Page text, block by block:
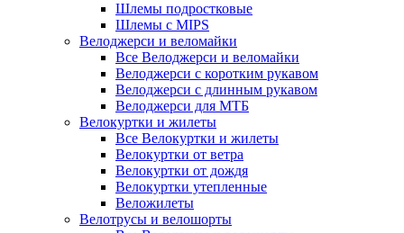
Шлемы подростковые
Шлемы с MIPS
Велоджерси и веломайки
Все Велоджерси и веломайки
Велоджерси с коротким рукавом
Велоджерси с длинным рукавом
Велоджерси для МТБ
Велокуртки и жилеты
Все Велокуртки и жилеты
Велокуртки от ветра
Велокуртки от дождя
Велокуртки утепленные
Веложилеты
Велотрусы и велошорты